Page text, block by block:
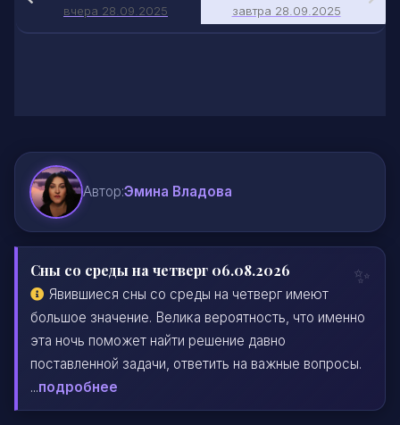
завтра 28.09.2025
вчера 28.09.2025
Автор:Эмина Владова
Сны со среды на четверг 06.08.2026
Явившиеся сны со среды на четверг имеют
большое значение. Велика вероятность, что именно
эта ночь поможет найти решение давно
поставленной задачи, ответить на важные вопросы.
...подробнее